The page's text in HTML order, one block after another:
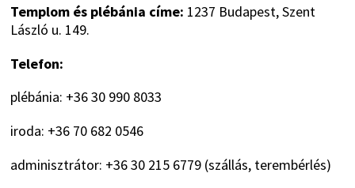
Templom és plébánia címe: 1237 Budapest, Szent
László u. 149.
Telefon:
plébánia: +36 30 990 8033
iroda: +36 70 682 0546
adminisztrátor: +36 30 215 6779 (szállás, terembérlés)